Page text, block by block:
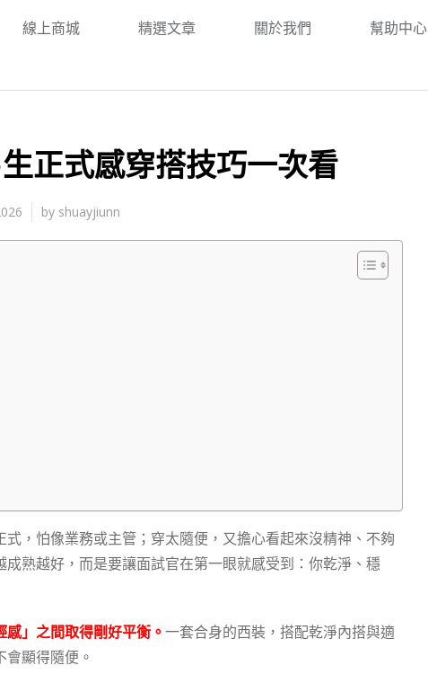
線上商城 精選文章 關於我們
幫助中心
正式感穿搭技巧一次看
by shuayjiunn
，怕像業務或主管；穿太隨便，又擔心看起來沒精神、不夠
熟越好，而是要讓面試官在第一眼就感受到：你乾淨、穩
」之間取得剛好平衡。 一套合身的西裝，搭配乾淨內搭與適
顯得隨便。